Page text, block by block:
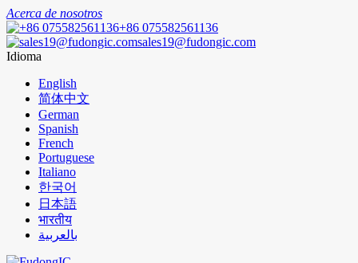
Acerca de nosotros
+86 075582561136
sales19@fudongic.com
Idioma
English
简体中文
German
Spanish
French
Portuguese
Italiano
한국어
日本語
भारतीय
بالعربية